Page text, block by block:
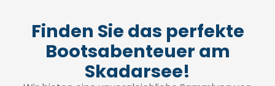
Finden Sie das perfekte
Bootsabenteuer am
Skadarsee!